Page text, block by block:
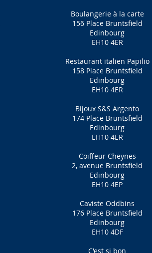
Boulangerie à la carte
156 Place Bruntsfield
Edinbourg
EH10 4ER
Restaurant italien Papilio
158 Place Bruntsfield
Edinbourg
EH10 4ER
Bijoux S&S Argento
174 Place Bruntsfield
Edinbourg
EH10 4ER
Coiffeur Cheynes
2, avenue Bruntsfield
Edinbourg
EH10 4EP
Caviste Oddbins
176 Place Bruntsfield
Edinbourg
EH10 4DF
C'est si bon